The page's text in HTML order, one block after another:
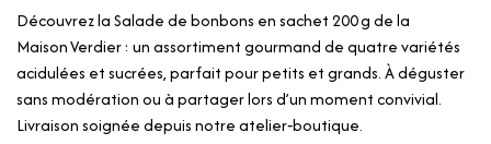
Découvrez la Salade de bonbons en sachet 200 g de la
Maison Verdier : un assortiment gourmand de quatre variétés
acidulées et sucrées, parfait pour petits et grands. À déguster
sans modération ou à partager lors d’un moment convivial.
Livraison soignée depuis notre atelier‑boutique.